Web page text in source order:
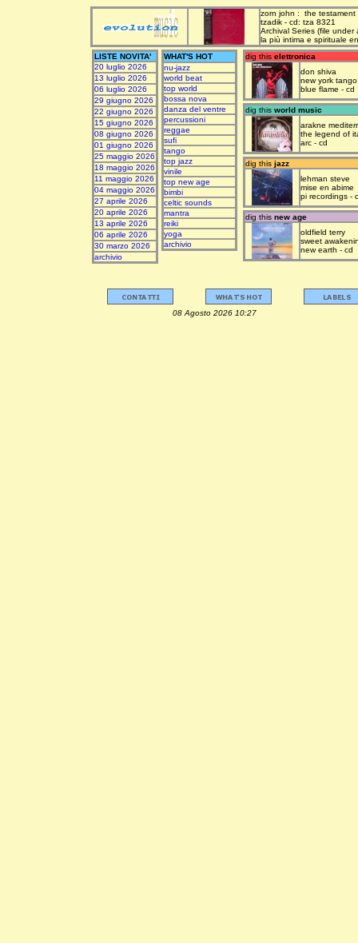
zorn john : the testament
tzadik - cd: tza 8321
Archival Series (file under
la più intima e spirituale
LISTE NOVITA'
20 luglio 2026
13 luglio 2026
06 luglio 2026
29 giugno 2026
22 giugno 2026
15 giugno 2026
08 giugno 2026
01 giugno 2026
25 maggio 2026
18 maggio 2026
11 maggio 2026
04 maggio 2026
27 aprile 2026
20 aprile 2026
13 aprile 2026
06 aprile 2026
30 marzo 2026
archivio
WHAT'S HOT
nu-jazz
world beat
top world
bossa nova
danza del ventre
percussioni
reggae
sufi
tango
top jazz
vinile
top new age
bimbi
celtic sounds
mantra
reiki
yoga
archivio
dig this elettronica
don shiva
new york tango
blue flame - cd
dig this world music
arakne
the legend of
arc - cd
dig this jazz
lehman steve
mise en abime
pi recordings -
dig this new age
oldfield terry
sweet
new earth - cd
08 Agosto 2026 10:27